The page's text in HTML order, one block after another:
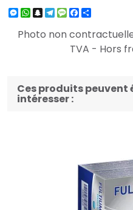
Messenger
WhatsApp
Snapchat
Telegram
Message
Facebook
Photo non
TVA - Hors
Ces produits peuvent
intéresser :